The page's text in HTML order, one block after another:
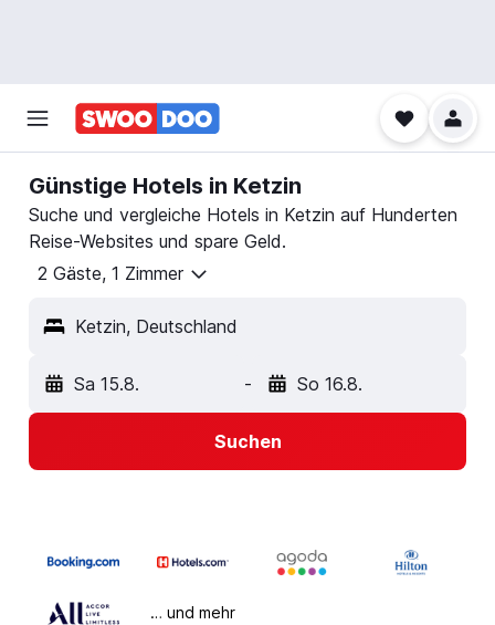
Günstige Hotels in Ketzin
Suche und vergleiche Hotels in Ketzin auf Hunderten
Reise-Websites und spare Geld.
2 Gäste, 1 Zimmer
Ketzin, Deutschland
Sa 15.8. - So 16.8.
Suchen
… und mehr